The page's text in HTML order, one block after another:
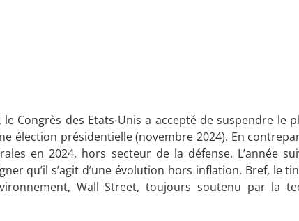
Congrès des Etats-Unis a accepté de suspendre le
élection présidentielle (novembre 2024). En
en 2024, hors secteur de la défense. L’année
qu’il s’agit d’une évolution hors inflation. Bref, le
Wall Street, toujours soutenu par la